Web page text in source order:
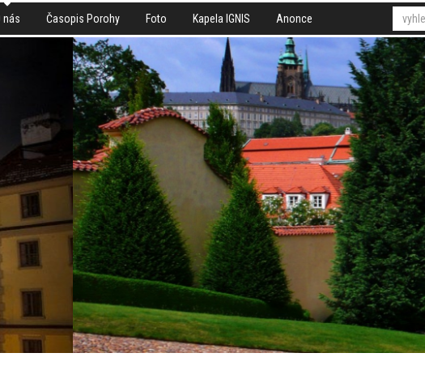
nás Časopis Porohy Foto Kapela IGNIS Anonce